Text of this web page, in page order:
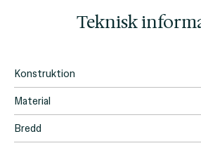
Teknisk
Konstruktion
Material
Bredd